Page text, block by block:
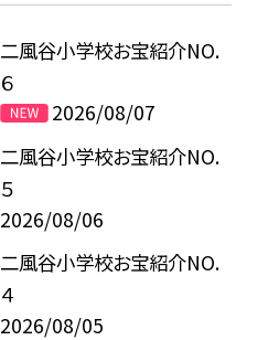
二風谷小学校お宝紹介NO.
６
2026/08/07
二風谷小学校お宝紹介NO.
５
2026/08/06
二風谷小学校お宝紹介NO.
４
2026/08/05